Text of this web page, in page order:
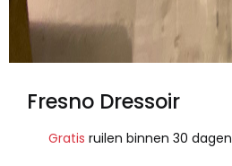
Fresno Dressoir
Gratis ruilen binnen 30 dagen